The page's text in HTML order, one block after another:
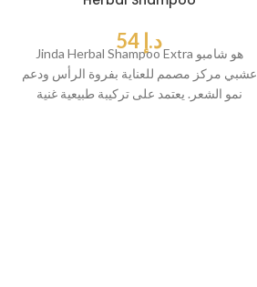
د.إ
Jinda Herbal Shampoo Extra هو شامبو
عشبي مركز مصمم للعناية بفروة الرأس ودعم
نمو الشعر. يعتمد على تركيبة طبيعية غنية